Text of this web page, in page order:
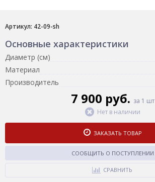
Артикул: 42-09-sh
Основные характеристики
Диаметр (см)
Материал
Производитель
7 900 руб. за 1 шт
Нет в наличии
ЗАКАЗАТЬ ТОВАР
СООБЩИТЬ О ПОСТУПЛЕНИИ
СРАВНИТЬ